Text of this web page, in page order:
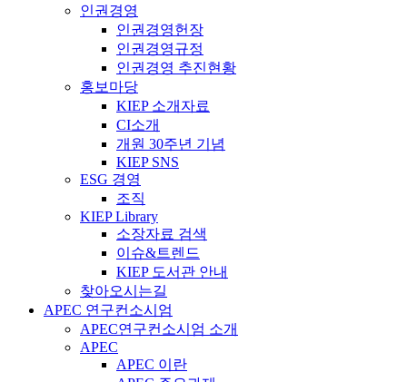
인권경영
인권경영헌장
인권경영규정
인권경영 추진현황
홍보마당
KIEP 소개자료
CI소개
개원 30주년 기념
KIEP SNS
ESG 경영
조직
KIEP Library
소장자료 검색
이슈&트렌드
KIEP 도서관 안내
찾아오시는길
APEC 연구컨소시엄
APEC연구컨소시엄 소개
APEC
APEC 이란